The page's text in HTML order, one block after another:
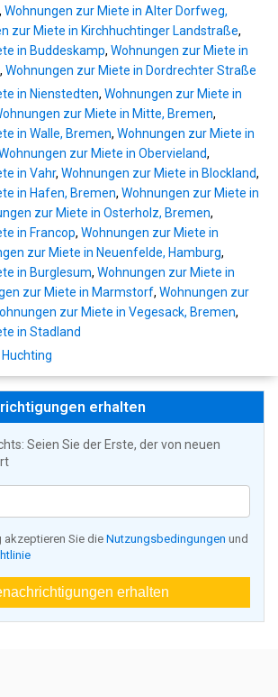
, Wohnungen zur Miete in Alter Dorfweg,
zur Miete in Kirchhuchtinger Landstraße,
in Buddeskamp, Wohnungen zur Miete in
, Wohnungen zur Miete in Dordrechter Straße
in Nienstedten, Wohnungen zur Miete in
zur Miete in Mitte, Bremen,
in Walle, Bremen, Wohnungen zur Miete in
zur Miete in Obervieland,
in Vahr, Wohnungen zur Miete in Blockland,
in Hafen, Bremen, Wohnungen zur Miete in
zur Miete in Osterholz, Bremen,
in Francop, Wohnungen zur Miete in
zur Miete in Neuenfelde, Hamburg,
in Burglesum, Wohnungen zur Miete in
zur Miete in Marmstorf, Wohnungen zur
zur Miete in Vegesack, Bremen,
in Stadland
erhalten
Seien Sie der Erste, der von neuen
Sie die Nutzungsbedingungen und
erhalten